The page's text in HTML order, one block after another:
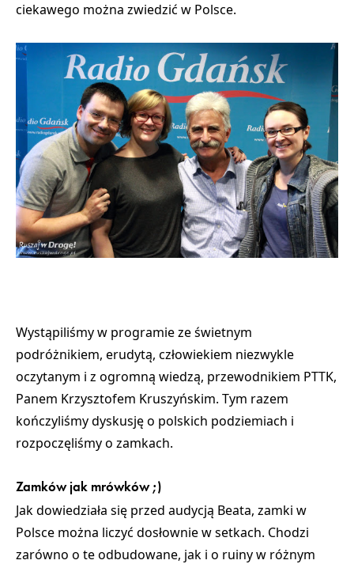
ciekawego można zwiedzić w Polsce.
Wystąpiliśmy w programie ze świetnym
podróżnikiem, erudytą, człowiekiem niezwykle
oczytanym i z ogromną wiedzą, przewodnikiem PTTK,
Panem Krzysztofem Kruszyńskim. Tym razem
kończyliśmy dyskusję o polskich podziemiach i
rozpoczęliśmy o zamkach.
Zamków jak mrówków ;)
Jak dowiedziała się przed audycją Beata, zamki w
Polsce można liczyć dosłownie w setkach. Chodzi
zarówno o te odbudowane, jak i o ruiny w różnym